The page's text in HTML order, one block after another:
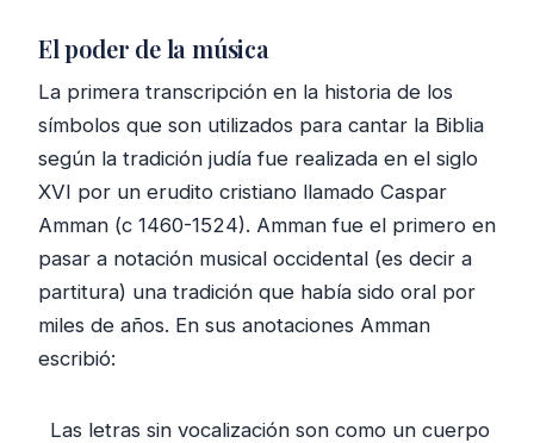
o
d
u
c
t
o
r
d
e
a
El poder de la música
La primera transcripción en la historia de los
símbolos que son utilizados para cantar la Biblia
según la tradición judía fue realizada en el siglo
XVI por un erudito cristiano llamado Caspar
Amman (c 1460-1524). Amman fue el primero en
pasar a notación musical occidental (es decir a
partitura) una tradición que había sido oral por
miles de años. En sus anotaciones Amman
escribió:
Las letras sin vocalización son como un cuerpo